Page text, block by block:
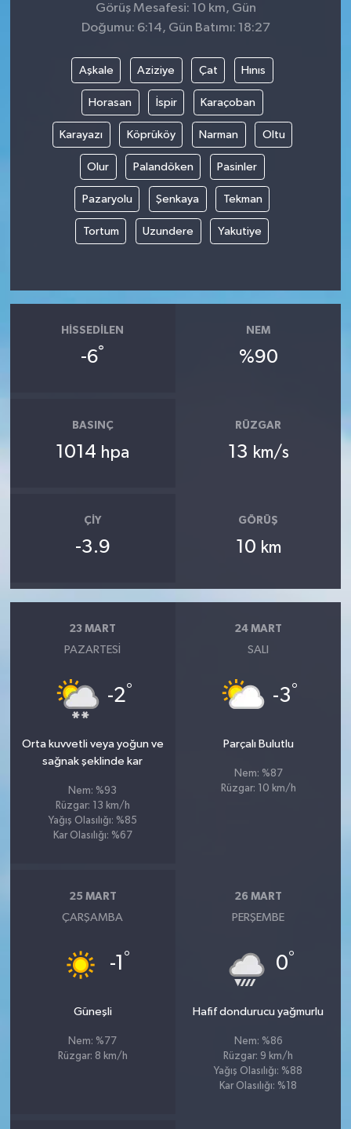
Görüş Mesafesi: 10 km, Gün
Doğumu: 6:14, Gün Batımı: 18:27
Aşkale Aziziye Çat Hınıs
Horasan İspir Karaçoban
Karayazı Köprüköy Narman Oltu
Olur Palandöken Pasinler
Pazaryolu Şenkaya Tekman
Tortum Uzundere Yakutiye
HISSEDILEN
-6°
NEM
%90
BASINÇ
1014 hpa
RÜZGAR
13 km/s
ÇIY
-3.9
GÖRÜŞ
10 km
23 MART
PAZARTESI
-2°
Orta kuvvetli veya yoğun ve
sağnak şeklinde kar
Nem: %93
Rüzgar: 13 km/h
Yağış Olasılığı: %85
Kar Olasılığı: %67
24 MART
SALI
-3°
Parçalı Bulutlu
Nem: %87
Rüzgar: 10 km/h
25 MART
ÇARŞAMBA
-1 °
Güneşli
Nem: %77
Rüzgar: 8 km/h
26 MART
PERŞEMBE
0°
Hafif dondurucu yağmurlu
Nem: %86
Rüzgar: 9 km/h
Yağış Olasılığı: %88
Kar Olasılığı: %18